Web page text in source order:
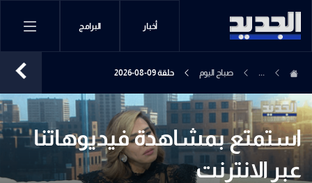
أخبار البرامج
... صباح اليوم حلقة 09-08-2026
استمتع بمشاهدة فيديوهاتنا
عبر الانترنت